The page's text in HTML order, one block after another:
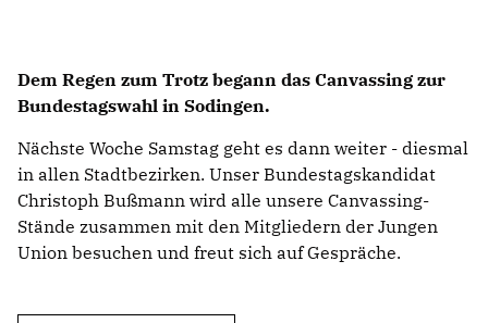
Dem Regen zum Trotz begann das Canvassing zur
Bundestagswahl in Sodingen.
Nächste Woche Samstag geht es dann weiter - diesmal
in allen Stadtbezirken. Unser Bundestagskandidat
Christoph Bußmann wird alle unsere Canvassing-
Stände zusammen mit den Mitgliedern der Jungen
Union besuchen und freut sich auf Gespräche.